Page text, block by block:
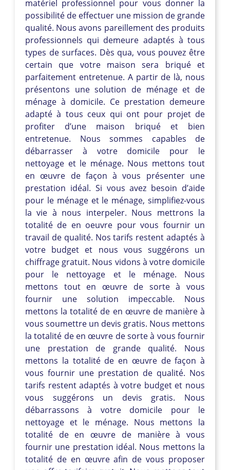
matériel professionnel pour vous donner la
possibilité de effectuer une mission de grande
qualité. Nous avons pareillement des produits
professionnels qui demeure adaptés à tous
types de surfaces. Dès qua, vous pouvez être
certain que votre maison sera briqué et
parfaitement entretenue. A partir de là, nous
présentons une solution de ménage et de
ménage à domicile. Ce prestation demeure
adapté à tous ceux qui ont pour projet de
profiter d’une maison briqué et bien
entretenue. Nous sommes capables de
débarrasser à votre domicile pour le
nettoyage et le ménage. Nous mettons tout
en œuvre de façon à vous présenter une
prestation idéal. Si vous avez besoin d’aide
pour le ménage et le ménage, simplifiez-vous
la vie à nous interpeler. Nous mettrons la
totalité de en oeuvre pour vous fournir un
travail de qualité. Nos tarifs restent adaptés à
votre budget et nous vous suggérons un
chiffrage gratuit. Nous vidons à votre domicile
pour le nettoyage et le ménage. Nous
mettons tout en œuvre de sorte à vous
fournir une solution impeccable. Nous
mettons la totalité de en œuvre de manière à
vous soumettre un devis gratis. Nous mettons
la totalité de en œuvre de sorte à vous fournir
une prestation de grande qualité. Nous
mettons la totalité de en œuvre de façon à
vous fournir une prestation de qualité. Nos
tarifs restent adaptés à votre budget et nous
vous suggérons un devis gratis. Nous
débarrassons à votre domicile pour le
nettoyage et le ménage. Nous mettons la
totalité de en œuvre de manière à vous
fournir une prestation idéal. Nous mettons la
totalité de en œuvre afin de vous proposer